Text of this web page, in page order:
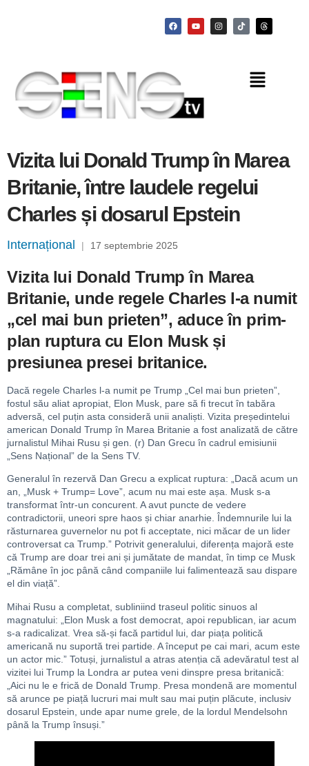
Vizita lui Donald Trump în Marea
Britanie, între laudele regelui
Charles și dosarul Epstein
Internațional | 17 septembrie 2025
Vizita lui Donald Trump în Marea
Britanie, unde regele Charles l-a numit
„cel mai bun prieten”, aduce în prim-
plan ruptura cu Elon Musk și
presiunea presei britanice.
Dacă regele Charles l-a numit pe Trump „Cel mai bun prieten”,
fostul său aliat apropiat, Elon Musk, pare să fi trecut în tabăra
adversă, cel puțin asta consideră unii analiști. Vizita președintelui
american Donald Trump în Marea Britanie a fost analizată de către
jurnalistul Mihai Rusu și gen. (r) Dan Grecu în cadrul emisiunii
„Sens Național” de la Sens TV.
Generalul în rezervă Dan Grecu a explicat ruptura: „Dacă acum un
an, „Musk + Trump= Love”, acum nu mai este așa. Musk s-a
transformat într-un concurent. A avut puncte de vedere
contradictorii, uneori spre haos și chiar anarhie. Îndemnurile lui la
răsturnarea guvernelor nu pot fi acceptate, nici măcar de un lider
controversat ca Trump.” Potrivit generalului, diferența majoră este
că Trump are doar trei ani și jumătate de mandat, în timp ce Musk
„Rămâne în joc până când companiile lui falimentează sau dispare
el din viață”.
Mihai Rusu a completat, subliniind traseul politic sinuos al
magnatului: „Elon Musk a fost democrat, apoi republican, iar acum
s-a radicalizat. Vrea să-și facă partidul lui, dar piața politică
americană nu suportă trei partide. A început pe cai mari, acum este
un actor mic.” Totuși, jurnalistul a atras atenția că adevăratul test al
vizitei lui Trump la Londra ar putea veni dinspre presa britanică:
„Aici nu le e frică de Donald Trump. Presa mondenă are momentul
să arunce pe piață lucruri mai mult sau mai puțin plăcute, inclusiv
dosarul Epstein, unde apar nume grele, de la lordul Mendelsohn
până la Trump însuși.”